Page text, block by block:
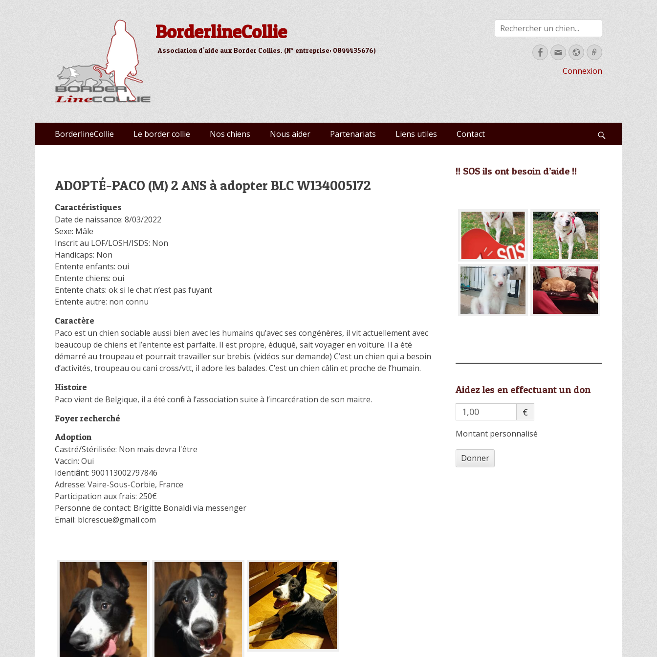
BorderlineCollie
Association d'aide aux Border Collies. (N° entreprise: 0844435676)
Rechercher
Facebook
EmailSite
web
Link
Connexion
Premier menu
BorderlineCollie Le border collie Nos chiens Nous aider Partenariats Liens utiles Contact
ADOPTÉ-PACO (M) 2 ANS à adopter BLC W134005172
Caractéristiques
Date de naissance: 8/03/2022
Sexe: Mâle
Inscrit au LOF/LOSH/ISDS: Non
Handicaps: Non
Entente enfants: oui
Entente chiens: oui
Entente chats: ok si le chat n’est pas fuyant
Entente autre: non connu
Caractère
Paco est un chien sociable aussi bien avec les humains qu’avec ses congénères, il vit actuellement avec
beaucoup de chiens et l’entente est parfaite. Il est propre, éduqué, sait voyager en voiture. Il a été
démarré au troupeau et pourrait travailler sur brebis. (vidéos sur demande) C’est un chien qui a besoin
d’activités, troupeau ou cani cross/vtt, il adore les balades. C’est un chien câlin et proche de l’humain.
Histoire
Paco vient de Belgique, il a été confié à l’association suite à l’incarcération de son maitre.
Foyer recherché
Adoption
Castré/Stérilisée: Non mais devra l'être
Vaccin: Oui
Identifiant: 900113002797846
Adresse: Vaire-Sous-Corbie, France
Participation aux frais: 250€
Personne de contact: Brigitte Bonaldi via messenger
Email: blcrescue@gmail.com
!! SOS ils ont besoin d’aide !!
Aidez les en effectuant un don
€
Montant personnalisé
Donner